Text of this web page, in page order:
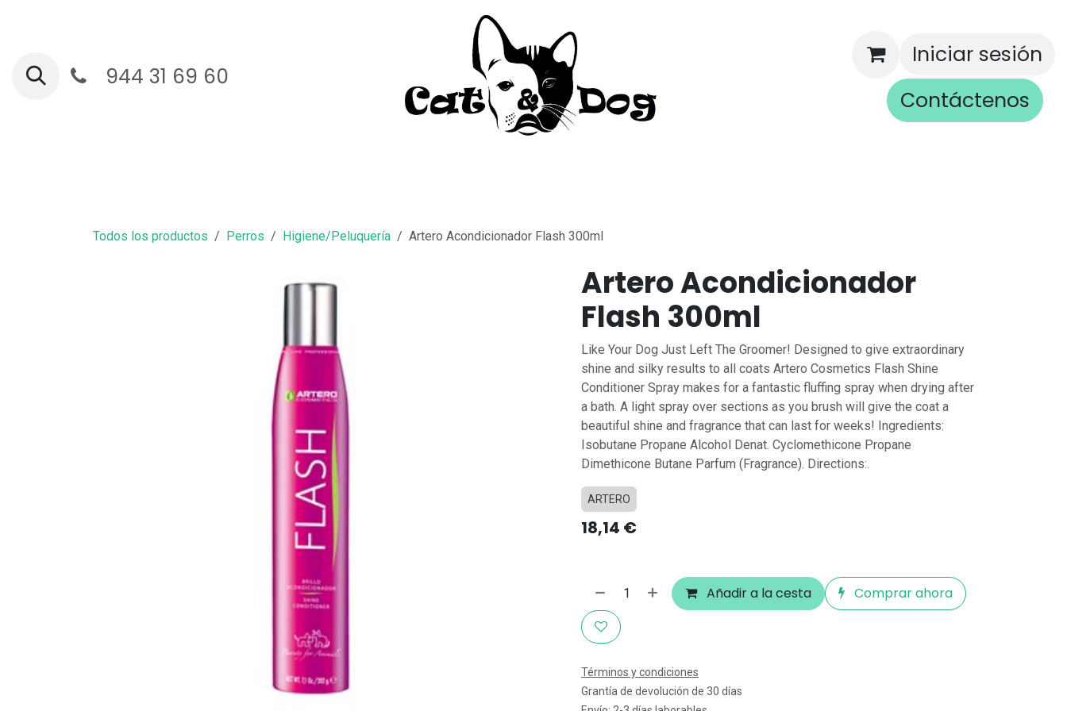
944 31 69 60
Iniciar sesión
Contáctenos
Todos los productos Perros Higiene/Peluquería Artero Acondicionador Flash 300ml
Artero Acondicionador
Flash 300ml
Like Your Dog Just Left The Groomer! Designed to give extraordinary
shine and silky results to all coats Artero Cosmetics Flash Shine
Conditioner Spray makes for a fantastic fluffing spray when drying after
a bath. A light spray over sections as you brush will give the coat a
beautiful shine and fragrance that can last for weeks! Ingredients:
Isobutane Propane Alcohol Denat. Cyclomethicone Propane
Dimethicone Butane Parfum (Fragrance). Directions:.
ARTERO
18,14 €
Añadir a la cesta Comprar ahora
Términos y condiciones
Grantía de devolución de 30 días